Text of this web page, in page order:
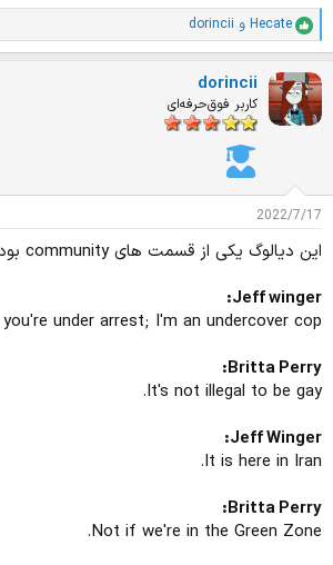
ا
م
ت
ی
ا
ز
Hecate و dorincii
dorincii
کاربر فوق‌حرفه‌ای
2022/7/17
این دیالوگ یکی از قسمت های community بود :‌)))
Jeff winger:
under arrest; I'm an undercover cop.
Britta Perry:
It's not illegal to be gay.
Jeff Winger:
It is here in Iran.
Britta Perry:
Not if we're in the Green Zone.